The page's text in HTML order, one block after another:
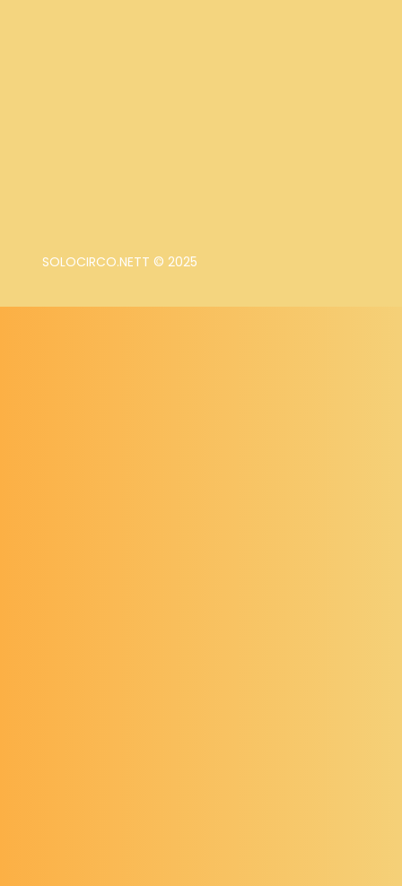
SOLOCIRCO.NETT © 2025